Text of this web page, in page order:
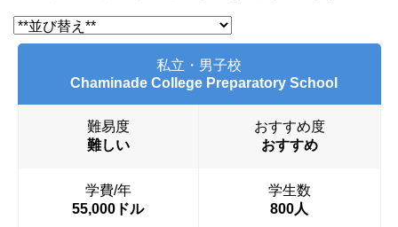
私立・男子校
Chaminade College Preparatory School
難易度
難しい
おすすめ度
おすすめ
学費/年
55,000ドル
学生数
800人